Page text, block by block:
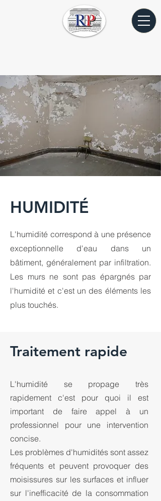
HUMIDITÉ
L'humidité correspond à une présence
exceptionnelle d'eau dans un
bâtiment, généralement par infiltration.
Les murs ne sont pas épargnés par
l'humidité et c'est un des éléments les
plus touchés.
Traitement rapide
L'humidité se propage très
rapidement c'est pour quoi il est
important de faire appel à un
professionnel pour une intervention
concise.
Les problèmes d'humidités sont assez
fréquents et peuvent provoquer des
moisissures sur les surfaces et influer
sur l'inefficacité de la consommation